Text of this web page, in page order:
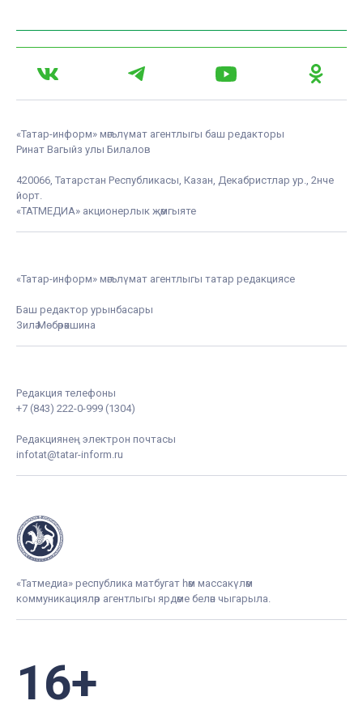
«Татар-информ» мәгълүмат агентлыгы баш редакторы
Ринат Вагыйз улы Билалов
420066, Татарстан Республикасы, Казан, Декабристлар ур., 2нче
йорт.
«ТАТМЕДИА» акционерлык җәмгыяте
«Татар-информ» мәгълүмат агентлыгы татар редакциясе
Баш редактор урынбасары
Зилә Мөбәрәкшина
Редакция телефоны
+7 (843) 222-0-999 (1304)
Редакциянең электрон почтасы
infotat@tatar-inform.ru
«Татмедиа» республика матбугат һәм массакүләм
коммуникацияләр агентлыгы ярдәме белән чыгарыла.
16+